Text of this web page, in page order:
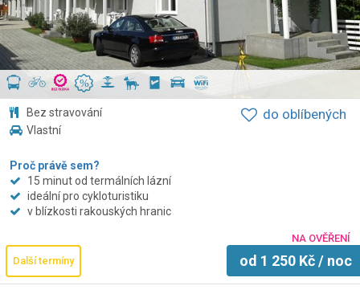
Bez stravování
Vlastní
Proč právě sem?
15 minut od termálních lázní
ideální pro cykloturistiku
v blízkosti rakouských hranic
NA OVĚŘENÍ
Další termíny
od 1 250 Kč/ noc
do oblíbených